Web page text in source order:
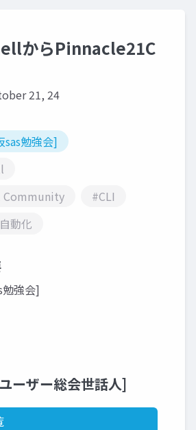
からPinnacle21C
21, 24
sas勉強会]
Community
#CLI
動化
強会]
ーザー総会世話人]